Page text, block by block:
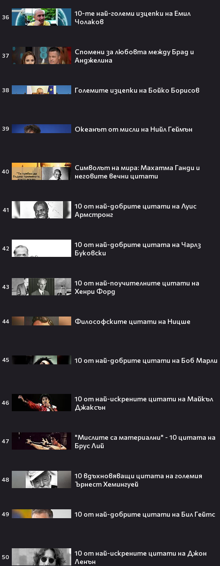
36
10-те най-големи изцепки на Емил
Чолаков
37
Спомени за любовта между Брад и
Анджелина
38 Големите изцепки на Бойко Борисов
39 Океанът от мисли на Нийл Геймън
40
Символът на мира: Махатма Ганди и
неговите вечни цитати
41
10 от най-добрите цитати на Луис
Армстронг
42
10 от най-добрите цитата на Чарлз
Буковски
43
10 от най-поучителните цитати на
Хенри Форд
44 Философските цитати на Ницше
45 10 от най-добрите цитати на Боб Марли
46
10 от най-искрените цитати на Майкъл
Джаксън
47
"Мислите са материални" - 10 цитата на
Брус Лий
48
10 вдъхновяващи цитата на големия
Ърнест Хемингуей
49 10 от най-добрите цитати на Бил Гейтс
50
10 от най-искрените цитати на Джон
Ленън
проговаря десетилетие по-късно
🎬👀💥
Селена Гомес празнува рождения
гарантиран“🧐💥
Изследовател на НЛО: "САЩ
притежават технология за
Трагедия разтърси Холивуд:
Младата звезда от „Годзила
покори света на 19 — историята
Кристофър Нолън? Най-
странното решение във филма